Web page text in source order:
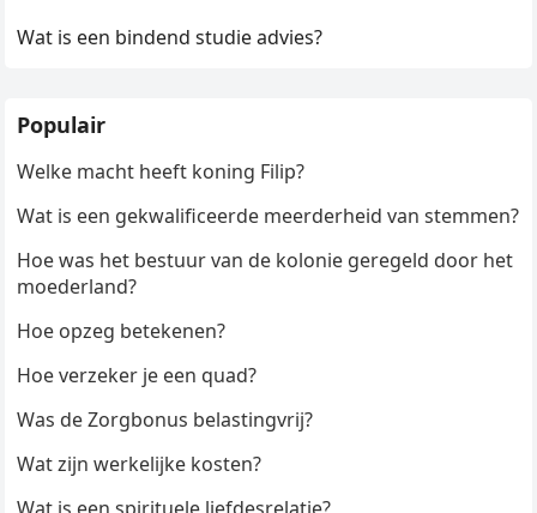
Wat is een bindend studie advies?
Populair
Welke macht heeft koning Filip?
Wat is een gekwalificeerde meerderheid van stemmen?
Hoe was het bestuur van de kolonie geregeld door het
moederland?
Hoe opzeg betekenen?
Hoe verzeker je een quad?
Was de Zorgbonus belastingvrij?
Wat zijn werkelijke kosten?